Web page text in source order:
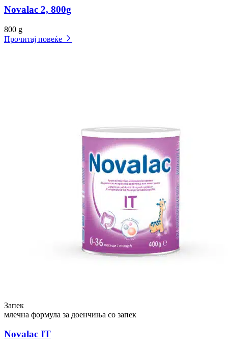
Novalac 2, 800g
800 g
Прочитај повеќе
Запек
млечна формула за доенчиња со запек
Novalac IT